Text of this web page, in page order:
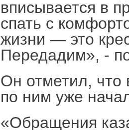
вписывается в
спать с
жизни — это
Передадим», -
Он отметил, что
по ним уже
«Обращения